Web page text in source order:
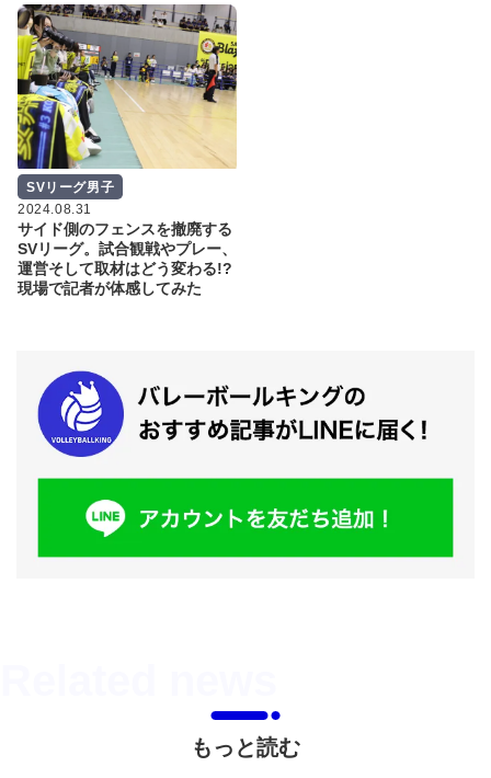
SVリーグ男子
2024.08.31
サイド側のフェンスを撤廃する
SVリーグ。試合観戦やプレー、
運営そして取材はどう変わる!?
現場で記者が体感してみた
もっと読む